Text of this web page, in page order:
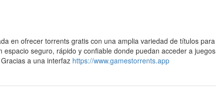
en ofrecer torrents gratis con una amplia variedad de títulos para
seguro, rápido y confiable donde puedan acceder a juegos
a una interfaz https://www.gamestorrents.app